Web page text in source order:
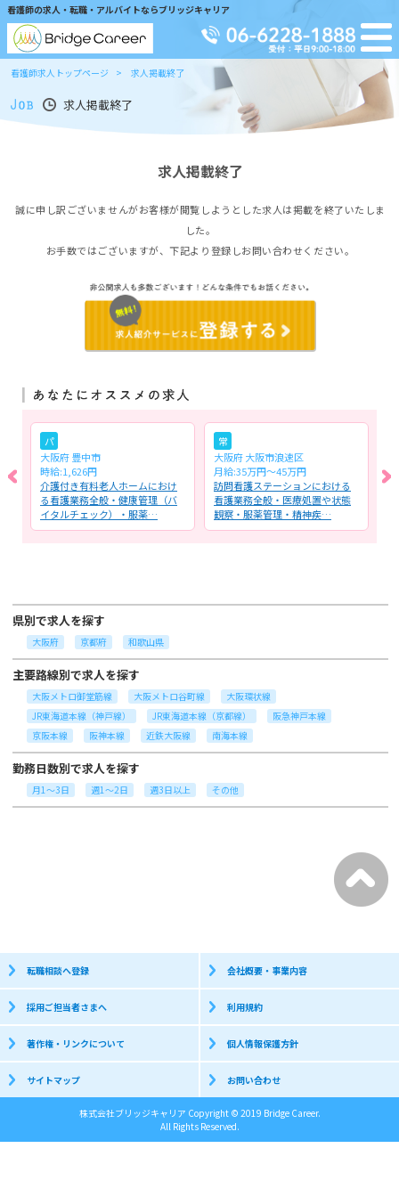
看護師の求人・転職・アルバイトならブリッジキャリア
看護師求人トップページ 求人掲載終了
求人掲載終了
求人掲載終了
誠に申し訳ございませんがお客様が閲覧しようとした求人は掲載を終了いたしま
した。
お手数ではございますが、下記より登録しお問い合わせください。
パ
大阪府 豊中市
時給:1,626円
介護付き有料老人ホームにおけ
る看護業務全般・健康管理（バ
イタルチェック）・服薬…
常
大阪府 大阪市浪速区
月給:35万円～45万円
訪問看護ステーションにおける
看護業務全般・医療処置や状態
観察・服薬管理・精神疾…
県別で求人を探す
大阪府 京都府 和歌山県
主要路線別で求人を探す
大阪メトロ御堂筋線 大阪メトロ谷町線
大阪環状線
JR東海道本線（神戸線）
JR東海道本線（京都線）
阪急神戸本線
京阪本線
阪神本線 近鉄大阪線 南海本線
勤務日数別で求人を探す
月1～3日 週1～2日 週3日以上 その他
転職相談へ登録 会社概要・事業内容
採用ご担当者さまへ 利用規約
著作権・リンクについて 個人情報保護方針
サイトマップ お問い合わせ
株式会社ブリッジキャリア Copyright © 2019 Bridge Career.
All Rights Reserved.